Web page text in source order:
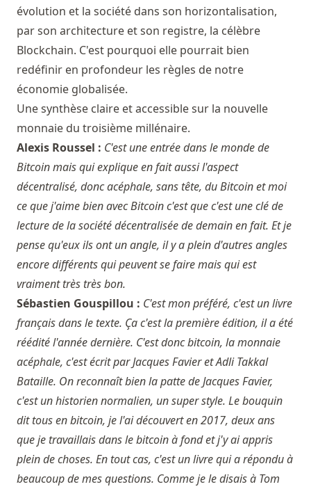
évolution et la société dans son horizontalisation,
par son architecture et son registre, la célèbre
Blockchain. C'est pourquoi elle pourrait bien
redéfinir en profondeur les règles de notre
économie globalisée.
Une synthèse claire et accessible sur la nouvelle
monnaie du troisième millénaire.
Alexis Roussel : C'est une entrée dans le monde de
Bitcoin mais qui explique en fait aussi l'aspect
décentralisé, donc acéphale, sans tête, du Bitcoin et moi
ce que j'aime bien avec Bitcoin c'est que c'est une clé de
lecture de la société décentralisée de demain en fait. Et je
pense qu'eux ils ont un angle, il y a plein d'autres angles
encore différents qui peuvent se faire mais qui est
vraiment très très bon.
Sébastien Gouspillou : C'est mon préféré, c'est un livre
français dans le texte. Ça c'est la première édition, il a été
réédité l'année dernière. C'est donc bitcoin, la monnaie
acéphale, c'est écrit par Jacques Favier et Adli Takkal
Bataille. On reconnaît bien la patte de Jacques Favier,
c'est un historien normalien, un super style. Le bouquin
dit tous en bitcoin, je l'ai découvert en 2017, deux ans
que je travaillais dans le bitcoin à fond et j'y ai appris
plein de choses. En tout cas, c'est un livre qui a répondu à
beaucoup de mes questions. Comme je le disais à Tom